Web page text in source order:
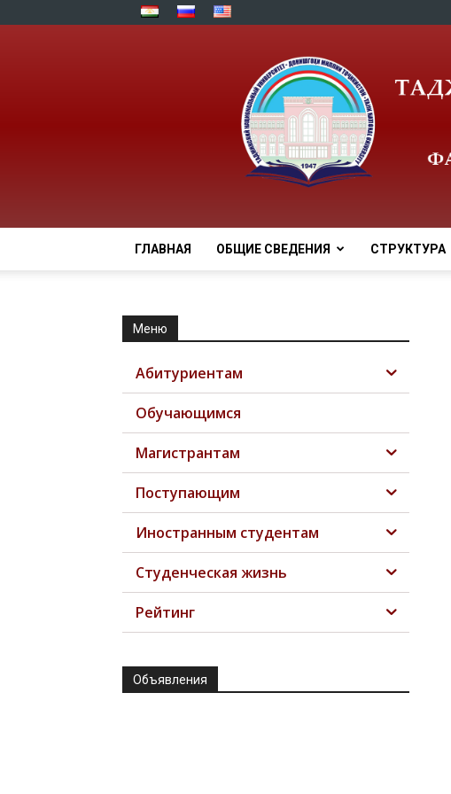
ГЛАВНАЯ ОБЩИЕ СВЕДЕНИЯ СТРУКТУРА
Меню
Абитуриентам
Обучающимся
Магистрантам
Поступающим
Иностранным студентам
Студенческая жизнь
Рейтинг
Объявления